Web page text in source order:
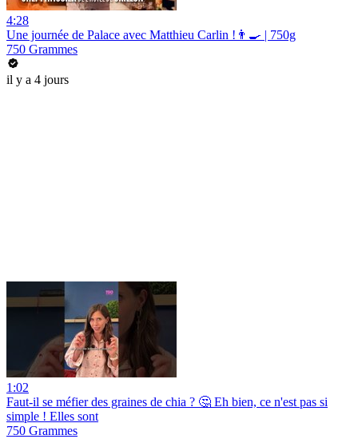
4:28
Une journée de Palace avec Matthieu Carlin !👨‍🍳 | 750g
750 Grammes
il y a 4 jours
1:02
Faut-il se méfier des graines de chia ? 🤔 Eh bien, ce n'est pas si
simple ! Elles sont
750 Grammes